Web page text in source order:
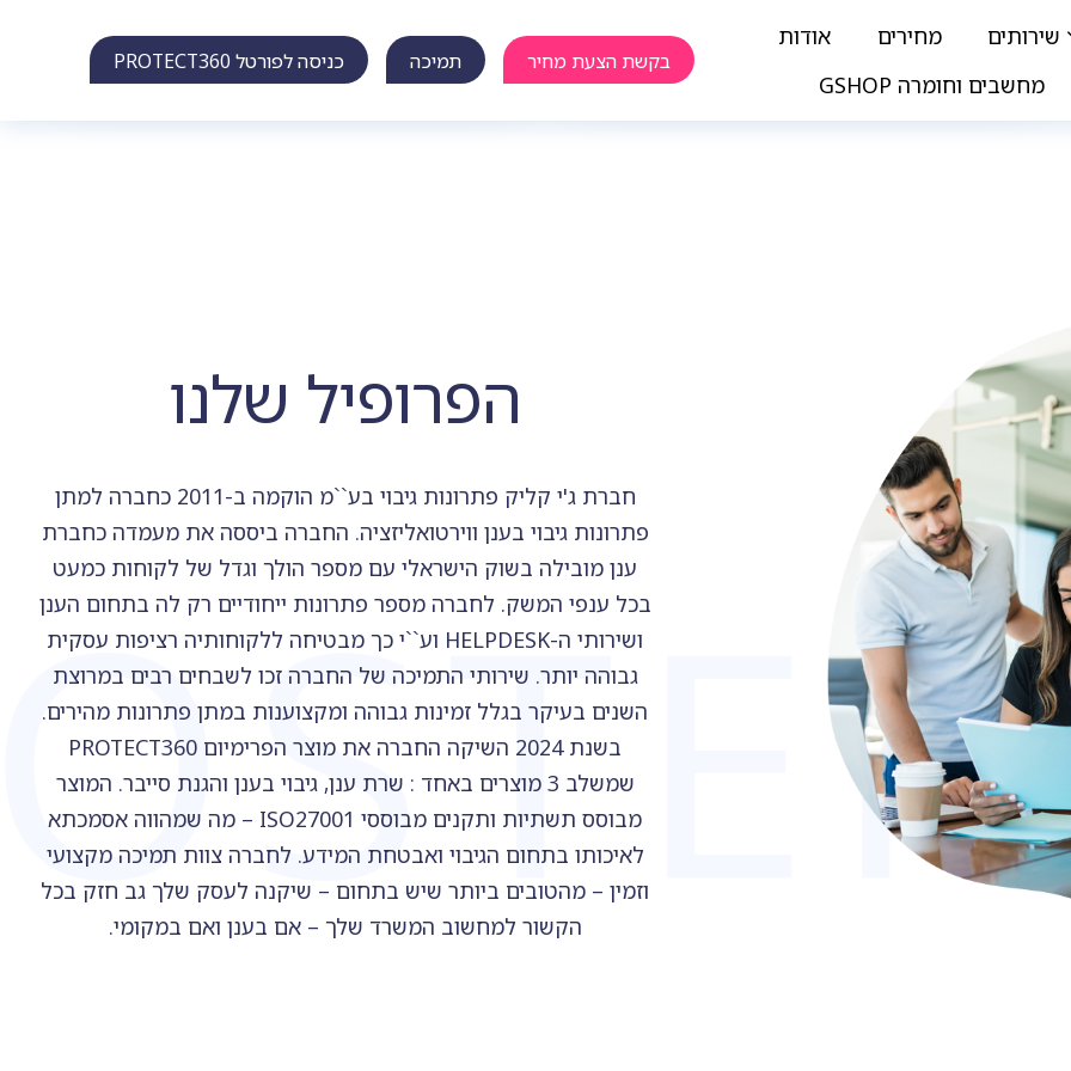
שירותים מחירים
אודות
מחשבים וחומרה GSHOP
בקשת הצעת מחיר תמיכה כניסה לפורטל PROTECT360
הפרופיל שלנו
חברת ג'י קליק פתרונות גיבוי בע``מ הוקמה ב-2011 כחברה למתן
פתרונות גיבוי בענן ווירטואליזציה. החברה ביססה את מעמדה כחברת
ענן מובילה בשוק הישראלי עם מספר הולך וגדל של לקוחות כמעט
בכל ענפי המשק. לחברה מספר פתרונות ייחודיים רק לה בתחום הענן
ושירותי ה-HELPDESK וע``י כך מבטיחה ללקוחותיה רציפות עסקית
גבוהה יותר. שירותי התמיכה של החברה זכו לשבחים רבים במרוצת
השנים בעיקר בגלל זמינות גבוהה ומקצוענות במתן פתרונות מהירים.
בשנת 2024 השיקה החברה את מוצר הפרימיום PROTECT360
שמשלב 3 מוצרים באחד : שרת ענן, גיבוי בענן והגנת סייבר. המוצר
מבוסס תשתיות ותקנים מבוססי ISO27001 – מה שמהווה אסמכתא
לאיכותו בתחום הגיבוי ואבטחת המידע. לחברה צוות תמיכה מקצועי
וזמין – מהטובים ביותר שיש בתחום – שיקנה לעסק שלך גב חזק בכל
הקשור למחשוב המשרד שלך – אם בענן ואם במקומי.